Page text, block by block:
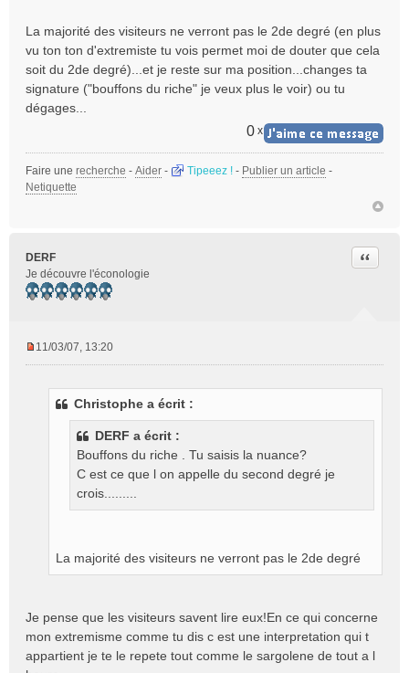
u
La majorité des visiteurs ne verront pas le 2de degré (en plus
vu ton ton d'extremiste tu vois permet moi de douter que cela
soit du 2de degré)...et je reste sur ma position...changes ta
signature ("bouffons du riche" je veux plus le voir) ou tu
dégages...
0 x
Faire une recherche - Aider - Tipeeez ! - Publier un article -
Netiquette
DERF
Je découvre l'éconologie
Citer
11/03/07, 13:20
Christophe a écrit :
DERF a écrit :
Bouffons du riche . Tu saisis la nuance?
C est ce que l on appelle du second degré je
crois.........
La majorité des visiteurs ne verront pas le 2de degré
Je pense que les visiteurs savent lire eux!En ce qui concerne
mon extremisme comme tu dis c est une interpretation qui t
appartient je te le repete tout comme le sargolene de tout a l